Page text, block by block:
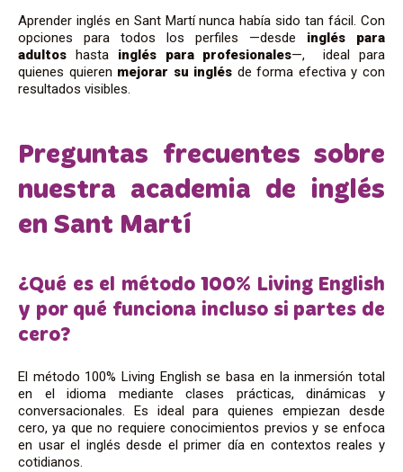
Aprender inglés en Sant Martí nunca había sido tan fácil. Con
opciones para todos los perfiles —desde inglés para
adultos hasta inglés para profesionales—, ideal para
quienes quieren mejorar su inglés de forma efectiva y con
resultados visibles.
Preguntas frecuentes sobre
nuestra academia de inglés
en Sant Martí
¿Qué es el método 100% Living English
y por qué funciona incluso si partes de
cero?
El método 100% Living English se basa en la inmersión total
en el idioma mediante clases prácticas, dinámicas y
conversacionales. Es ideal para quienes empiezan desde
cero, ya que no requiere conocimientos previos y se enfoca
en usar el inglés desde el primer día en contextos reales y
cotidianos.